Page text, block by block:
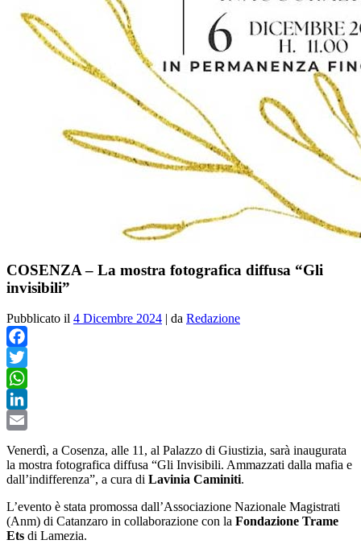
COSENZA – La mostra fotografica diffusa “Gli
invisibili”
Pubblicato il 4 Dicembre 2024 | da Redazione
Facebook
Twitter
WhatsApp
LinkedIn
Venerdì, a Cosenza, alle 11, al Palazzo di Giustizia, sarà inaugurata
la mostra fotografica diffusa “Gli Invisibili. Ammazzati dalla mafia e
dall’indifferenza”, a cura di Lavinia Caminiti.
L’evento è stata promossa dall’Associazione Nazionale Magistrati
(Anm) di Catanzaro in collaborazione con la Fondazione Trame
Ets di Lamezia.